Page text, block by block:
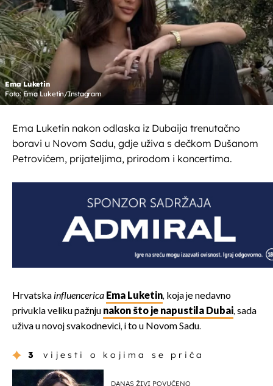
Ema Luketin
Foto: Ema Luketin/Instagram
Ema Luketin nakon odlaska iz Dubaija trenutačno
boravi u Novom Sadu, gdje uživa s dečkom Dušanom
Petrovićem, prijateljima, prirodom i koncertima.
Hrvatskainfluencerica Ema Luketin, koja je nedavno
privukla veliku pažnju nakon što je napustila Dubai, sada
uživa u novoj svakodnevici, i to u Novom Sadu.
3 vijesti o kojima se priča
DANAS ŽIVI POVUČENO